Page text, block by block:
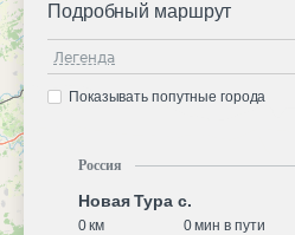
Подробный маршрут
Легенда
Показывать попутные города
Россия
Новая Тура с.
0 км
0 мин в пути